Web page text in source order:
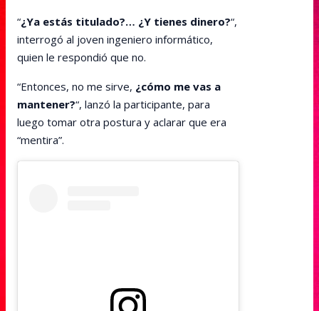
“¿Ya estás titulado?… ¿Y tienes dinero?“,
interrogó al joven ingeniero informático,
quien le respondió que no.
“Entonces, no me sirve, ¿cómo me vas a
mantener?“, lanzó la participante, para
luego tomar otra postura y aclarar que era
“mentira”.